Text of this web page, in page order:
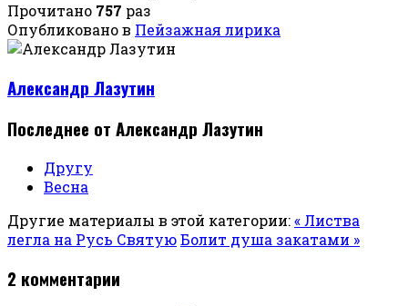
Прочитано 757 раз
Опубликовано в Пейзажная лирика
Александр Лазутин
Последнее от Александр Лазутин
Другу
Весна
Другие материалы в этой категории:« Листва
легла на Русь СвятуюБолит душа закатами »
2 комментарии